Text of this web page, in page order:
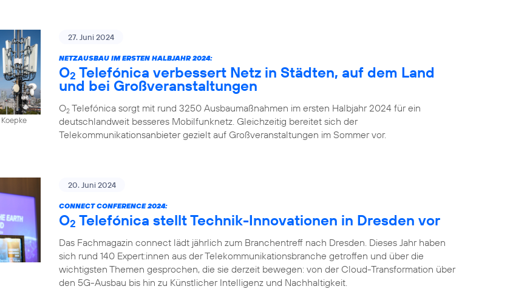
27. Juni 2024
NETZAUSBAU IM ERSTEN HALBJAHR 2024:
O2 Telefónica verbessert Netz in Städten, auf dem Land
und bei Großveranstaltungen
O2 Telefónica sorgt mit rund 3250 Ausbaumaßnahmen im ersten Halbjahr 2024 für ein
deutschlandweit besseres Mobilfunknetz. Gleichzeitig bereitet sich der
Telekommunikationsanbieter gezielt auf Großveranstaltungen im Sommer vor.
20. Juni 2024
CONNECT CONFERENCE 2024:
O2 Telefónica stellt Technik-Innovationen in Dresden vor
Das Fachmagazin connect lädt jährlich zum Branchentreff nach Dresden. Dieses Jahr haben
sich rund 140 Expert:innen aus der Telekommunikationsbranche getroffen und über die
wichtigsten Themen gesprochen, die sie derzeit bewegen: von der Cloud-Transformation über
den 5G-Ausbau bis hin zu Künstlicher Intelligenz und Nachhaltigkeit.